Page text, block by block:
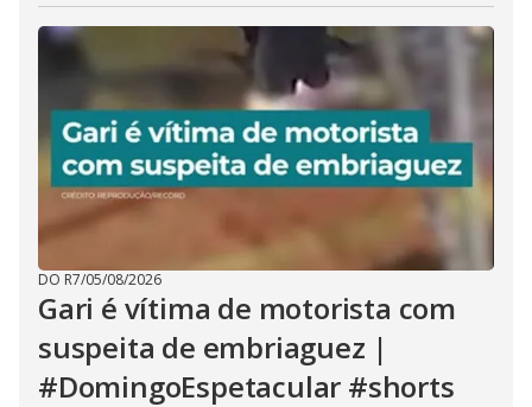
DO R7/05/08/2026
Gari é vítima de motorista com
suspeita de embriaguez |
#DomingoEspetacular #shorts